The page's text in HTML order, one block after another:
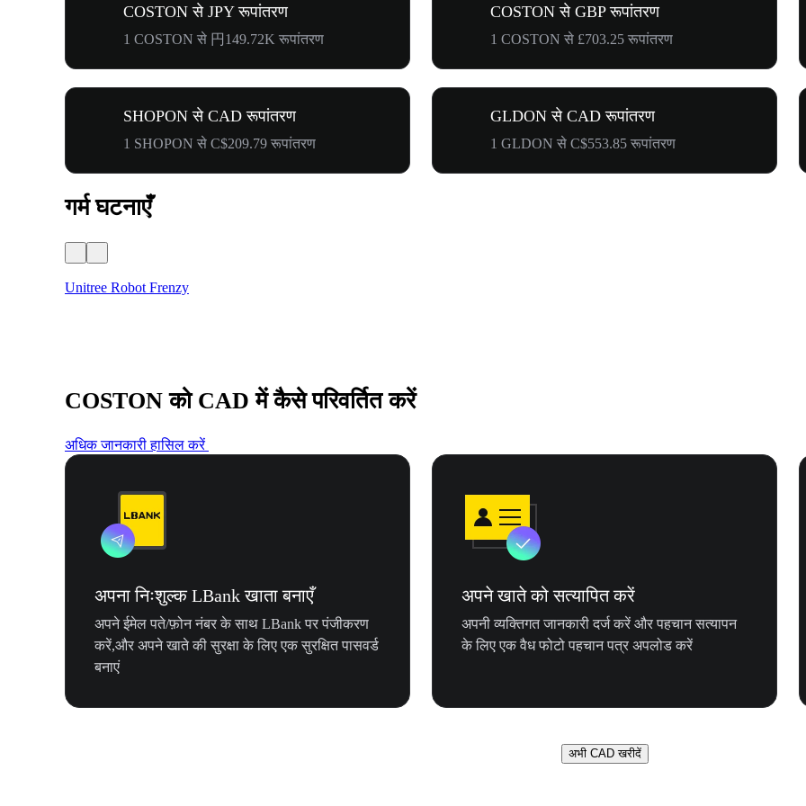
COSTON से JPY रूपांतरण
1 COSTON से 円149.72K रूपांतरण
COSTON से GBP रूपांतरण
1 COSTON से £703.25 रूपांतरण
SHOPON से CAD रूपांतरण
1 SHOPON से C$209.79 रूपांतरण
GLDON से CAD रूपांतरण
1 GLDON से C$553.85 रूपांतरण
गर्म घटनाएँ
Unitree Robot Frenzy
COSTON को CAD में कैसे परिवर्तित करें
अधिक जानकारी हासिल करें
अपना निःशुल्क LBank खाता बनाएँ
अपने ईमेल पते/फ़ोन नंबर के साथ LBank पर पंजीकरण
करें,और अपने खाते की सुरक्षा के लिए एक सुरक्षित पासवर्ड
बनाएं
अपने खाते को सत्यापित करें
अपनी व्यक्तिगत जानकारी दर्ज करें और पहचान सत्यापन
के लिए एक वैध फोटो पहचान पत्र अपलोड करें
अभी CAD खरीदें